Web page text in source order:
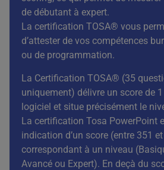
de débutant à expert.
La certification TOSA® vous
d’attester de vos compétences
ou de programmation.
La Certification TOSA® (35
uniquement) délivre un score de
logiciel et situe précisément le
La certification Tosa PowerPoint
indication d’un score (entre 351
correspondant à un niveau
Avancé ou Expert). En deçà du